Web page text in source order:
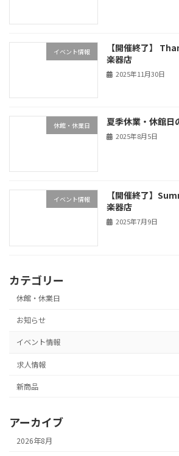
イベント情報
【開催終了】
楽器店
2025年11月30日
休館・休業日 夏季休業・休館日
2025年8月5日
イベント情報
【開催終了】
楽器店
2025年7月9日
カテゴリー
休館・休業日
お知らせ
イベント情報
求人情報
新商品
アーカイブ
2026年8月